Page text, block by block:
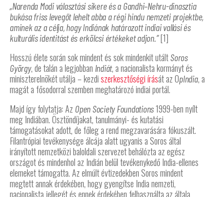
„Narenda Modi választási sikere és a Gandhi–Nehru-dinasztia
bukása friss levegőt lehelt abba a régi hindu nemzeti projektbe,
aminek az a célja, hogy Indiának határozott indiai vallási és
kulturális identitást és erkölcsi értékeket adjon.”[1]
Hosszú élete során sok mindent és sok mindenkit utált Soros
György, de talán a legjobban Indiát, a nacionalista kormányt és
miniszterelnökét utálja – kezdiszerkesztőségi írását az OpIndia, a
magát a fősodorral szemben meghatározó indiai portál.
Majd így folytatja: Az Open Society Foundations1999-ben nyílt
meg Indiában. Ösztöndíjakat, tanulmányi- és kutatási
támogatásokat adott, de főleg a rend megzavarására fókuszált.
Filantrópiai tevékenysége álcája alatt ugyanis a Soros által
irányított nemzetközi baloldali szervezet behálózta az egész
országot és mindenhol az Indián belül tevékenykedő India-ellenes
elemeket támogatta. Az elmúlt évtizedekben Soros mindent
megtett annak érdekében, hogy gyengítse India nemzeti,
nacionalista jellegét és ennek érdekében felhasználta az általa